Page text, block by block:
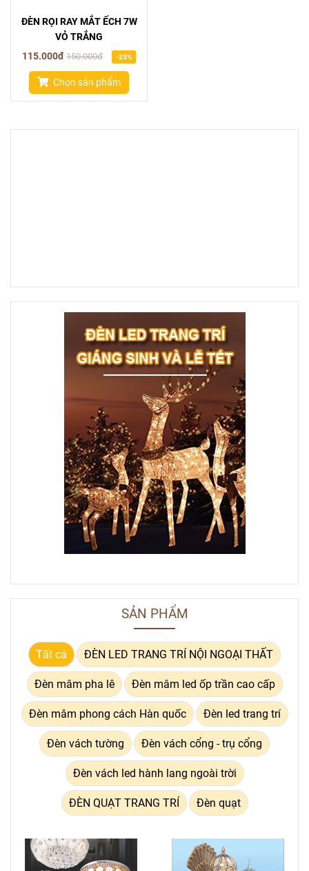
ĐÈN RỌI RAY MẮT ẾCH 7W
VỎ TRẮNG
115.000đ 150.000đ -23%
Chọn sản phẩm
SẢN PHẨM
Tất cả ĐÈN LED TRANG TRÍ NỘI NGOẠI THẤT
Đèn mâm pha lê Đèn mâm led ốp trần cao cấp
Đèn mâm phong cách Hàn quốc Đèn led trang trí
Đèn vách tường Đèn vách cổng - trụ cổng
Đèn vách led hành lang ngoài trời
ĐÈN QUẠT TRANG TRÍ Đèn quạt